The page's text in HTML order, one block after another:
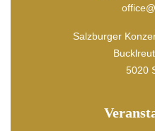
Salzburger
5020